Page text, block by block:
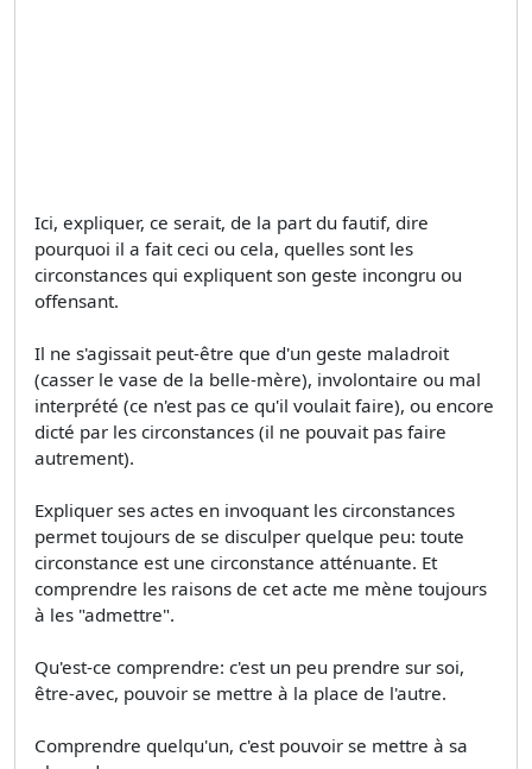
Ici, expliquer, ce serait, de la part du fautif, dire
pourquoi il a fait ceci ou cela, quelles sont les
circonstances qui expliquent son geste incongru ou
offensant.
Il ne s'agissait peut-être que d'un geste maladroit
(casser le vase de la belle-mère), involontaire ou mal
interprété (ce n'est pas ce qu'il voulait faire), ou encore
dicté par les circonstances (il ne pouvait pas faire
autrement).
Expliquer ses actes en invoquant les circonstances
permet toujours de se disculper quelque peu: toute
circonstance est une circonstance atténuante. Et
comprendre les raisons de cet acte me mène toujours
à les "admettre".
Qu'est-ce comprendre: c'est un peu prendre sur soi,
être-avec, pouvoir se mettre à la place de l'autre.
Comprendre quelqu'un, c'est pouvoir se mettre à sa